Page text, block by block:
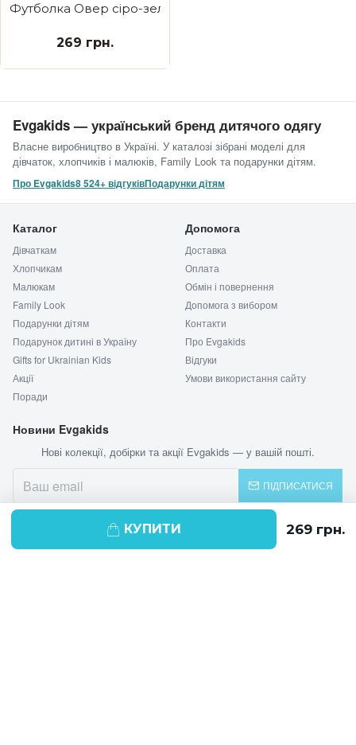
КУПИТИ
Футболка Овер сіро-зелена Я дівчинка мені можна
269 грн.
Evgakids — український бренд дитячого одягу
Власне виробництво в Україні. У каталозі зібрані моделі для
дівчаток, хлопчиків і малюків, Family Look та подарунки дітям.
Про Evgakids8 524+ відгуківПодарунки дітям
Каталог
Дівчаткам
Хлопчикам
Малюкам
Family Look
Подарунки дітям
Подарунок дитині в Україну
Gifts for Ukrainian Kids
Акції
Поради
Допомога
Доставка
Оплата
Обмін і повернення
Допомога з вибором
Контакти
Про Evgakids
Відгуки
Умови використання сайту
Новини Evgakids
Нові колекції, добірки та акції Evgakids — у вашій пошті.
ПІДПИСАТИСЯ